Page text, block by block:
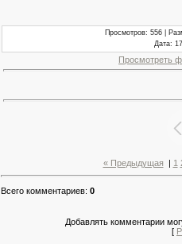
Просмотров: 556 |
Дата:
Просмотреть
« Предыдущая 1
Всего комментариев: 0
Добавлять комментарии
[